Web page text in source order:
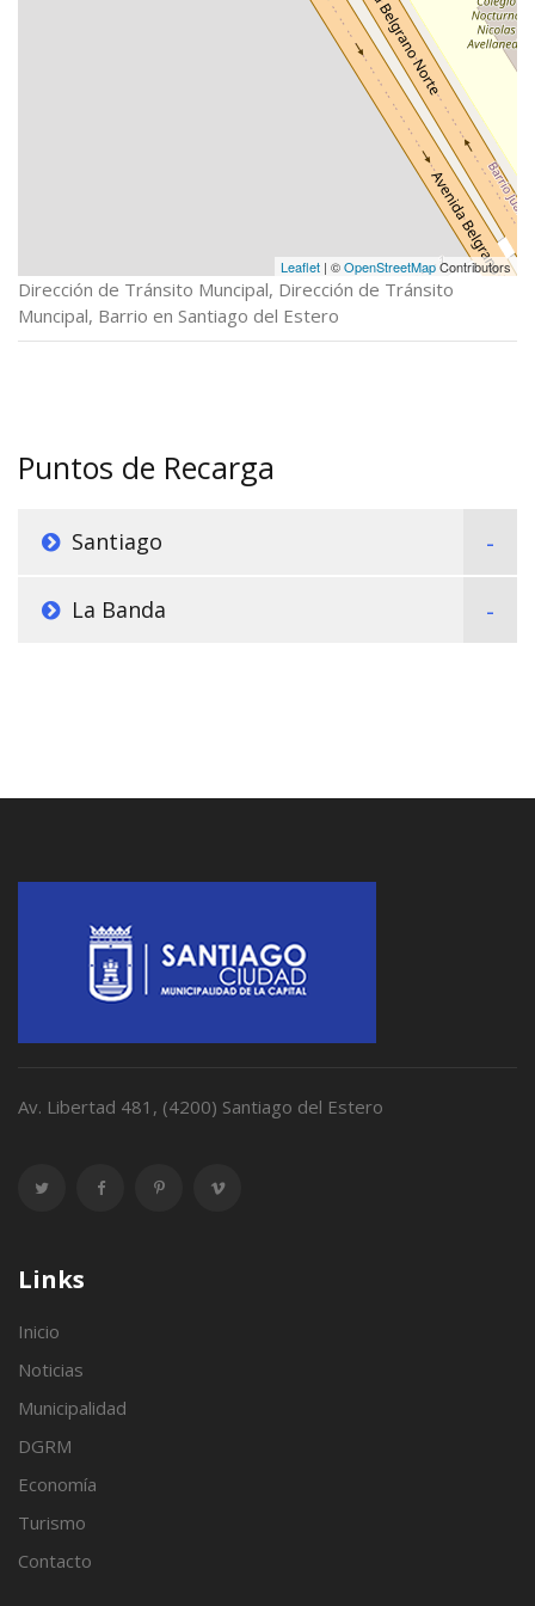
Leaflet | ©OpenStreetMapContributors
Dirección de Tránsito Muncipal, Dirección de Tránsito
Muncipal, Barrio en Santiago del Estero
Puntos de Recarga
Santiago
La Banda
Av. Libertad 481, (4200) Santiago del Estero
Links
Inicio
Noticias
Municipalidad
DGRM
Economía
Turismo
Contacto